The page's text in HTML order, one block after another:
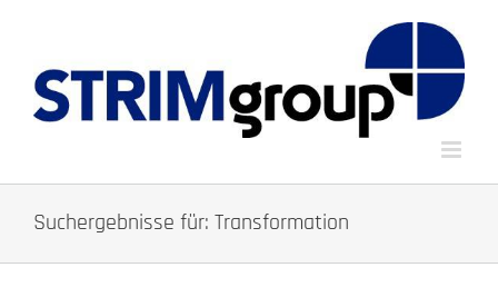
Suchergebnisse für: Transformation